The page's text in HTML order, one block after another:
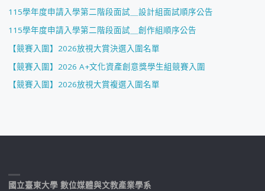
115學年度申請入學第二階段面試＿設計組面試順序公告
115學年度申請入學第二階段面試＿創作組順序公告
【競賽入圍】2026放視大賞決選入圍名單
【競賽入圍】2026 A+文化資產創意獎學生組競賽入圍
【競賽入圍】2026放視大賞複選入圍名單
國立臺東大學 數位媒體與文教產業學系